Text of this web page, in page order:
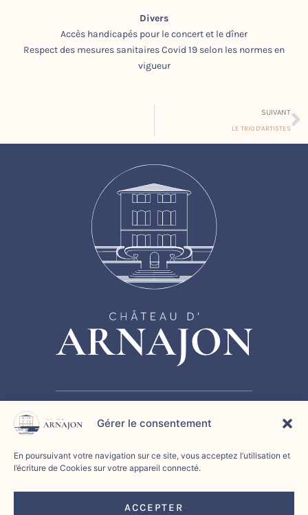
Gérer le consentement
En poursuivant votre navigation sur ce site, vous acceptez l’utilisation et
l’écriture de Cookies sur votre appareil connecté.
ACCEPTER
Divers
Accès handicapés pour le concert et le dîner
Respect des mesures sanitaires Covid 19 selon les normes en
vigueur
SUIVANT
LE TRIO D’ARTISTES
HISTOIRE SÉMINAIRE CHAMBRE D’HÔTES
ÉVÉNEMENTS CONTACT